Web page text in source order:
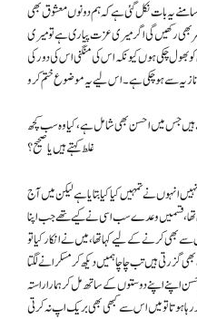
یہ بات نکل گئی ہے کہ ہم دونوں معشوق بھی
بھی رکھیں گی اگر میری عزت پیاری ہے تو میری
بھول چکی ہوں کیونکہ اس کی منگنی اس کی دور کی
جس میں احسن بھی شامل ہے، کیا وہ سب کچھ
غلط کہتے ہیں یا صحیح؟
انہوں نے تمہیں کیا کیا بتایا ہے لیکن میں آج
تھا، قسمیں وعدے سب اسی نے کیے تھے جب اپنا
کرنے کے لیے کہا تھا، میں نے انکار کیا تو
گزرتی ہیں تب چاچا ہمیں دیکھ کر مسکرانے لگتا
اپنے اپنے دوستوں کے ساتھ مل کر ہمارا راستہ
ہوتا تو میں اس سے کبھی بھی بریک اپ نہ کرتی